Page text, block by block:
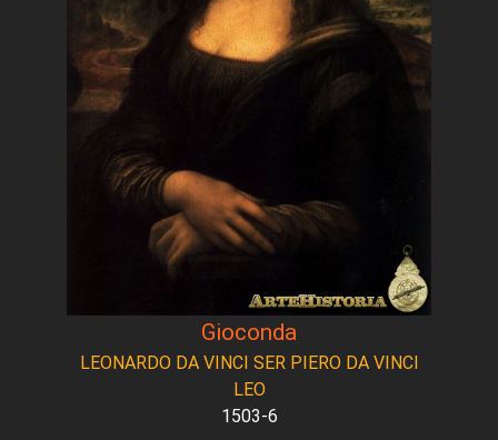
Gioconda
LEONARDO DA VINCI SER PIERO DA VINCI
LEO
1503-6